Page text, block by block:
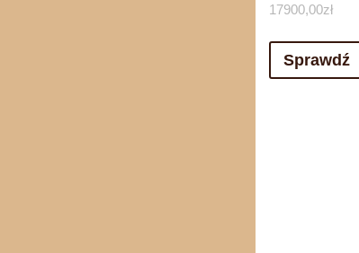
17900,00zł
Sprawdź